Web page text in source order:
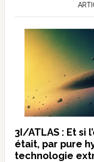
3I/ATLAS : Et si
était, par pure
technologie